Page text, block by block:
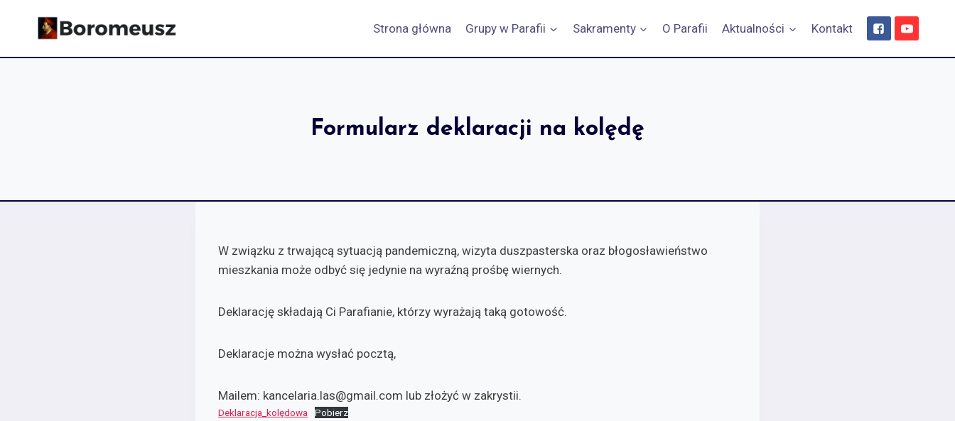
Strona główna Grupy w Parafii Sakramenty O Parafii Aktualności Kontakt
Formularz deklaracji na kolędę
W związku z trwającą sytuacją pandemiczną, wizyta duszpasterska oraz błogosławieństwo
mieszkania może odbyć się jedynie na wyraźną prośbę wiernych.
Deklarację składają Ci Parafianie, którzy wyrażają taką gotowość.
Deklaracje można wysłać pocztą,
Mailem: kancelaria.las@gmail.com lub złożyć w zakrystii.
Deklaracja_kolędowa Pobierz